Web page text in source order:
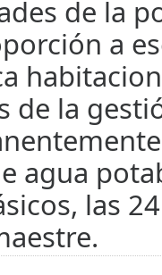
de la
a
de la
agua
las